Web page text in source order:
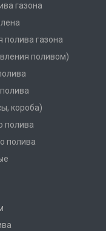
газона
полива газона
поливом)
короба)
полива
полива